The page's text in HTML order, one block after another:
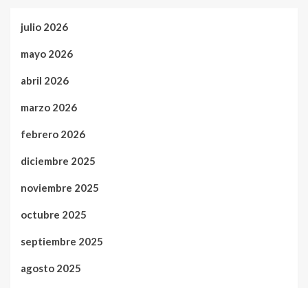
julio 2026
mayo 2026
abril 2026
marzo 2026
febrero 2026
diciembre 2025
noviembre 2025
octubre 2025
septiembre 2025
agosto 2025